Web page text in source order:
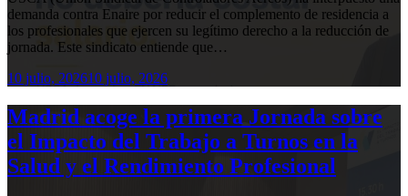
demanda contra Enaire por reducir el complemento de residencia a
los profesionales que ejercen su legítimo derecho a la reducción de
jornada. Este sindicato entiende que…
10 julio, 202610 julio, 2026
Madrid acoge la primera Jornada sobre
el Impacto del Trabajo a Turnos en la
Salud y el Rendimiento Profesional